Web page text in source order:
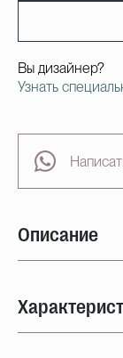
Вы дизайнер?
Узнать
Описание